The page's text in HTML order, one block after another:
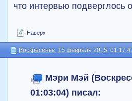
что интервью подверглось
Наверх
Воскресенье, 15 февраля 2015,
Мэри Мэй
01:03:04) писал: